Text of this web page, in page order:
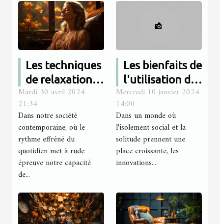
Les techniques
de relaxation
pour améliorer
la qualité du
sommeil
Mardi 30 avril 2024
21:34
Dans notre société
contemporaine, où le
rythme effréné du
quotidien met à rude
épreuve notre capacité
de...
Les bienfaits de
l'utilisation des
poupées
sexuelles pour
les personnes
souffrant de
solitude
Mercredi 10 janvier 2024
14:00
Dans un monde où
l'isolement social et la
solitude prennent une
place croissante, les
innovations...